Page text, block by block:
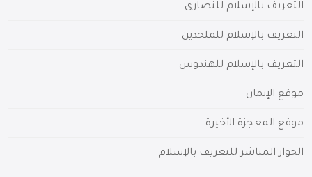
التعريف بالإسلام للنصارى
التعريف بالإسلام للملحدين
التعريف بالإسلام للهندوس
موقع الإيمان
موقع المعجزة الأخيرة
الحوار المباشر للتعريف بالإسلام